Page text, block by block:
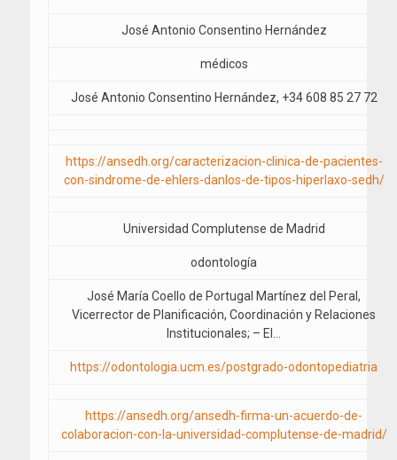
José Antonio Consentino Hernández
médicos
José Antonio Consentino Hernández, +34 608 85 27 72
https://ansedh.org/caracterizacion-clinica-de-pacientes-
con-sindrome-de-ehlers-danlos-de-tipos-hiperlaxo-sedh/
Universidad Complutense de Madrid
odontología
José María Coello de Portugal Martínez del Peral,
Vicerrector de Planificación, Coordinación y Relaciones
Institucionales; – El…
https://odontologia.ucm.es/postgrado-odontopediatria
https://ansedh.org/ansedh-firma-un-acuerdo-de-
colaboracion-con-la-universidad-complutense-de-madrid/